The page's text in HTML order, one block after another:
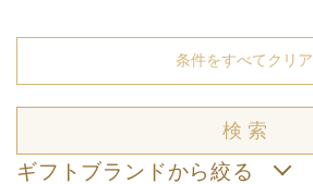
条件をすべてクリア
検 索
ギフトブランドから絞る